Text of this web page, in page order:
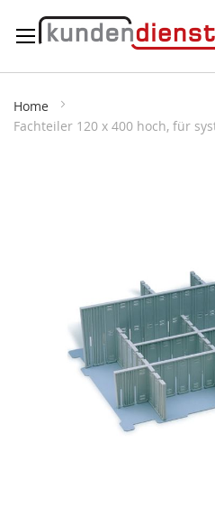
zum
Home
Fachteiler 120 x 400 hoch, für